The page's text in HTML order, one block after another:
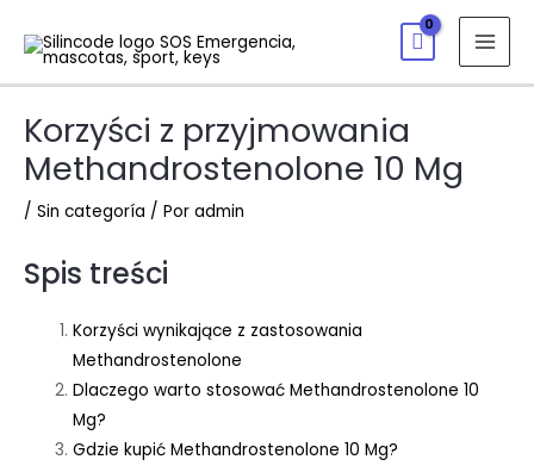
Korzyści z przyjmowania
Methandrostenolone 10 Mg
/ Sin categoría / Por admin
Spis treści
Korzyści wynikające z zastosowania
Methandrostenolone
Dlaczego warto stosować Methandrostenolone 10
Mg?
Gdzie kupić Methandrostenolone 10 Mg?